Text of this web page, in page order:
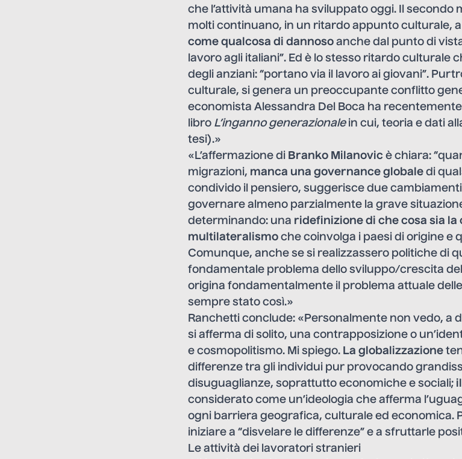
che l’attività umana ha sviluppato oggi. Il secondo
molti continuano, in un ritardo appunto culturale, a
come qualcosa di dannoso anche dal punto di
lavoro agli italiani”. Ed è lo stesso ritardo culturale
degli anziani: “portano via il lavoro ai giovani”.
culturale, si genera un preoccupante conflitto
economista Alessandra Del Boca ha
libro L’inganno generazionalein cui, teoria e dati
tesi).»
«L’affermazione di Branko Milanovic è chiara:
migrazioni, manca una governance globale di
condivido il pensiero, suggerisce due
governare almeno parzialmente la grave
determinando: una ridefinizione di che cosa sia la
multilateralismo che coinvolga i paesi di origine e
Comunque, anche se si realizzassero politiche di
fondamentale problema dello sviluppo/crescita
origina fondamentalmente il problema attuale
sempre stato così.»
Ranchetti conclude: «Personalmente non vedo, a
si afferma di solito, una contrapposizione o
e cosmopolitismo. Mi spiego. La globalizzazione
differenze tra gli individui pur provocando
disuguaglianze, soprattutto economiche e sociali;
considerato come un’ideologia che afferma
ogni barriera geografica, culturale ed economica.
iniziare a “disvelare le differenze” e a sfruttarle
Le attività dei lavoratori stranieri